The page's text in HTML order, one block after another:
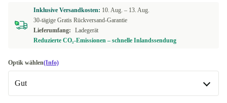
Inklusive Versandkosten: 10. Aug. – 13. Aug.
30-tägige Gratis Rückversand-Garantie
Lieferumfang:
Ladegerät
Reduzierte CO₂-Emissionen – schnelle Inlandssendung
Optik wählen(Info)
Gut